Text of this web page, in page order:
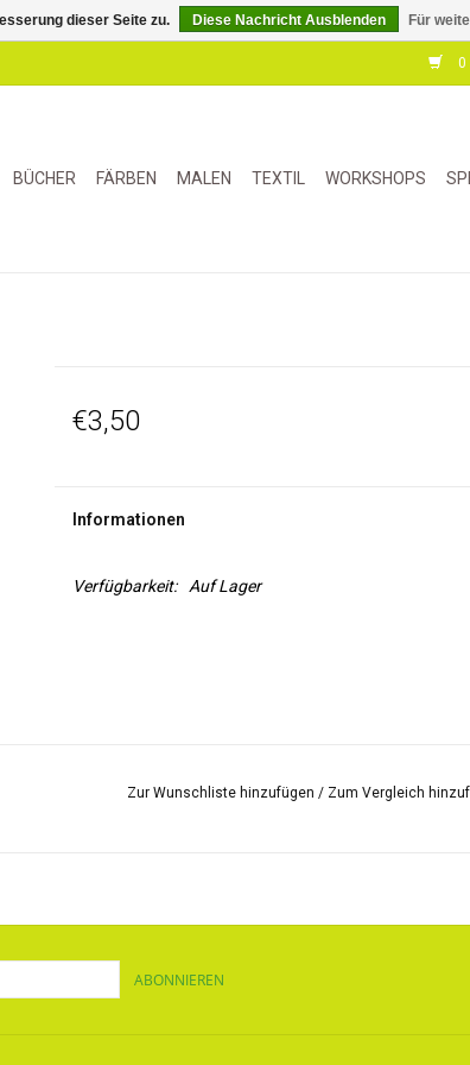
0
BÜCHER FÄRBEN MALEN TEXTIL WORKSHOPS
€3,50
Informationen
Verfügbarkeit: Auf Lager
Zur Wunschliste hinzufügen/ Zum Vergleich
ABONNIEREN
dieser Seite zu. Diese Nachricht Ausblenden Für